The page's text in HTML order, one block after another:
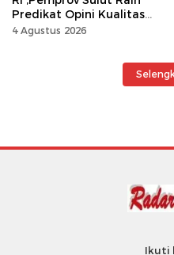
Predikat Opini Kualitas
Tinggi Tanpa
4 Agustus 2026
Ikuti